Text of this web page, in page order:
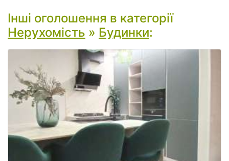
Інші оголошення в категорії
Нерухомість » Будинки: